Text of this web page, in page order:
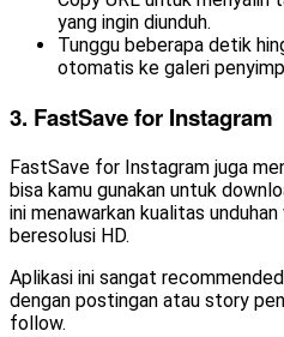
yang ingin diunduh.
Tunggu beberapa detik
otomatis ke galeri
3. FastSave for Instagram
FastSave for Instagram juga
bisa kamu gunakan untuk
ini menawarkan kualitas
beresolusi HD.
Aplikasi ini sangat
dengan postingan atau story
follow.